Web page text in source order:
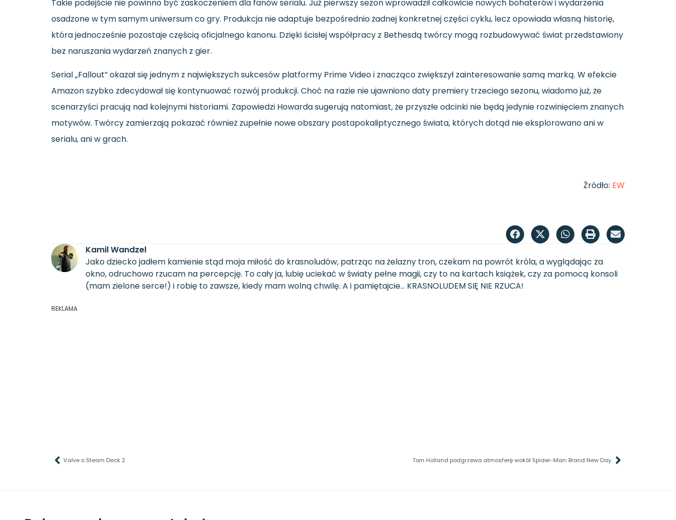
Takie podejście nie powinno być zaskoczeniem dla fanów serialu. Już pierwszy sezon wprowadził całkowicie nowych bohaterów i wydarzenia
osadzone w tym samym uniwersum co gry. Produkcja nie adaptuje bezpośrednio żadnej konkretnej części cyklu, lecz opowiada własną historię,
która jednocześnie pozostaje częścią oficjalnego kanonu. Dzięki ścisłej współpracy z Bethesdą twórcy mogą rozbudowywać świat przedstawiony
bez naruszania wydarzeń znanych z gier.
Serial „Fallout” okazał się jednym z największych sukcesów platformy Prime Video i znacząco zwiększył zainteresowanie samą marką. W efekcie
Amazon szybko zdecydował się kontynuować rozwój produkcji. Choć na razie nie ujawniono daty premiery trzeciego sezonu, wiadomo już, że
scenarzyści pracują nad kolejnymi historiami. Zapowiedzi Howarda sugerują natomiast, że przyszłe odcinki nie będą jedynie rozwinięciem znanych
motywów. Twórcy zamierzają pokazać również zupełnie nowe obszary postapokaliptycznego świata, których dotąd nie eksplorowano ani w
serialu, ani w grach.
Źródło: EW
Kamil Wandzel
Jako dziecko jadłem kamienie stąd moja miłość do krasnoludów, patrząc na żelazny tron, czekam na powrót króla, a wyglądając za
okno, odruchowo rzucam na percepcję. To cały ja, lubię uciekać w światy pełne magii, czy to na kartach książek, czy za pomocą konsoli
(mam zielone serce!) i robię to zawsze, kiedy mam wolną chwilę. A i pamiętajcie... KRASNOLUDEM SIĘ NIE RZUCA!
REKLAMA
Valve o Steam Deck 2 Tom Holland podgrzewa atmosferę wokół Spider-Man: Brand New Day.